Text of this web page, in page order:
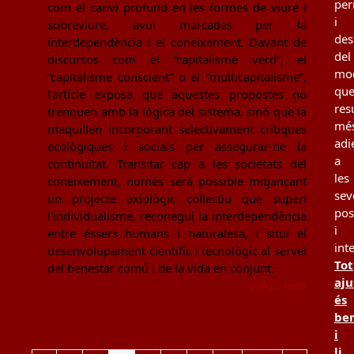
com el canvi profund en les formes de viure i
sobreviure, avui marcades per la
interdependència i el coneixement. Davant de
discursos com el “capitalisme verd”, el
“capitalisme conscient” o el “multicapitalisme”,
l'article exposa que aquestes propostes no
trenquen amb la lògica del sistema, sinó que la
maquillen incorporant selectivament crítiques
ecològiques i socials per assegurar-ne la
continuïtat. Transitar cap a les societats del
coneixement, només serà possible mitjançant
un projecte axiològic col·lectiu que superi
l'individualisme, reconegui la interdependència
entre éssers humans i naturalesa, i situï el
desenvolupament científic i tecnològic al servei
del benestar comú i de la vida en conjunt.
i
del
que
a
les
i
Tot
és
i